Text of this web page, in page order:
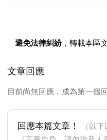
避免法律糾紛，轉載本區
文章回應
目前尚無回應，成為第一個
回應本篇文章！
（以